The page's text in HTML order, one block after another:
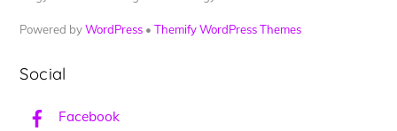
Powered byWordPress •Themify WordPress Themes
Social
Facebook